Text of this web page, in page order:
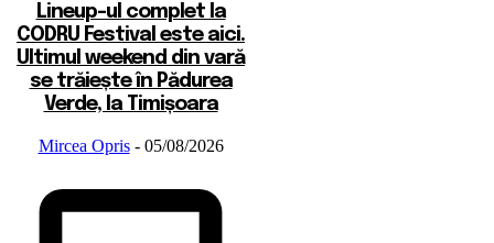
Lineup-ul complet la
CODRU Festival este aici.
Ultimul weekend din vară
se trăiește în Pădurea
Verde, la Timișoara
Mircea Opris - 05/08/2026